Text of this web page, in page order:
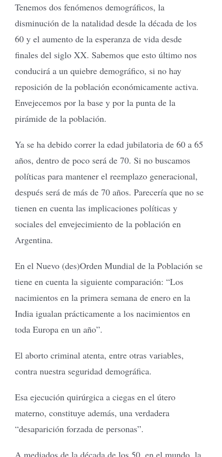
Tenemos dos fenómenos demográficos, la
disminución de la natalidad desde la década de los
60 y el aumento de la esperanza de vida desde
finales del siglo XX. Sabemos que esto último nos
conducirá a un quiebre demográfico, si no hay
reposición de la población económicamente activa.
Envejecemos por la base y por la punta de la
pirámide de la población.
Ya se ha debido correr la edad jubilatoria de 60 a 65
años, dentro de poco será de 70. Si no buscamos
políticas para mantener el reemplazo generacional,
después será de más de 70 años. Parecería que no se
tienen en cuenta las implicaciones políticas y
sociales del envejecimiento de la población en
Argentina.
En el Nuevo (des)Orden Mundial de la Población se
tiene en cuenta la siguiente comparación: “Los
nacimientos en la primera semana de enero en la
India igualan prácticamente a los nacimientos en
toda Europa en un año”.
El aborto criminal atenta, entre otras variables,
contra nuestra seguridad demográfica.
Esa ejecución quirúrgica a ciegas en el útero
materno, constituye además, una verdadera
“desaparición forzada de personas”.
A mediados de la década de los 50, en el mundo, la